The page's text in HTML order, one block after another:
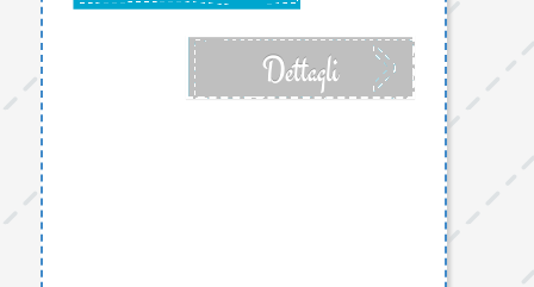
Dettagli